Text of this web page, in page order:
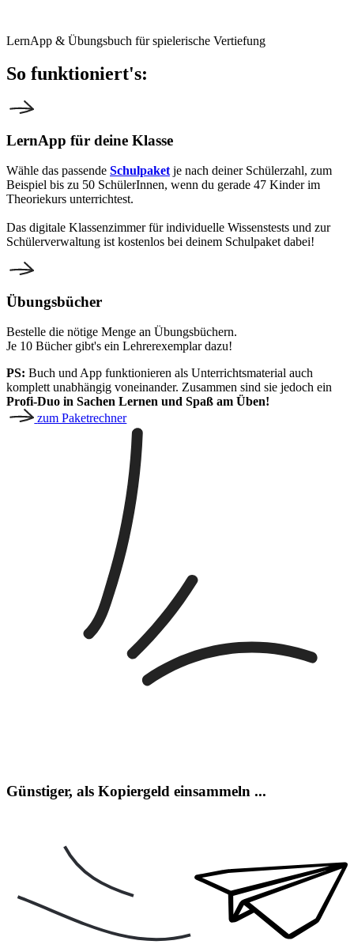
LernApp & Übungsbuch für spielerische Vertiefung
So funktioniert's:
LernApp für deine Klasse
Wähle das passende Schulpaket je nach deiner Schülerzahl, zum
Beispiel bis zu 50 SchülerInnen, wenn du gerade 47 Kinder im
Theoriekurs unterrichtest.
Das digitale Klassenzimmer für individuelle Wissenstests und zur
Schülerverwaltung ist kostenlos bei deinem Schulpaket dabei!
Übungsbücher
Bestelle die nötige Menge an Übungsbüchern.
Je 10 Bücher gibt's ein Lehrerexemplar dazu!
PS: Buch und App funktionieren als Unterrichtsmaterial auch
komplett unabhängig voneinander. Zusammen sind sie jedoch ein
Profi-Duo in Sachen Lernen und Spaß am Üben!
zum Paketrechner
Günstiger, als Kopiergeld einsammeln ...